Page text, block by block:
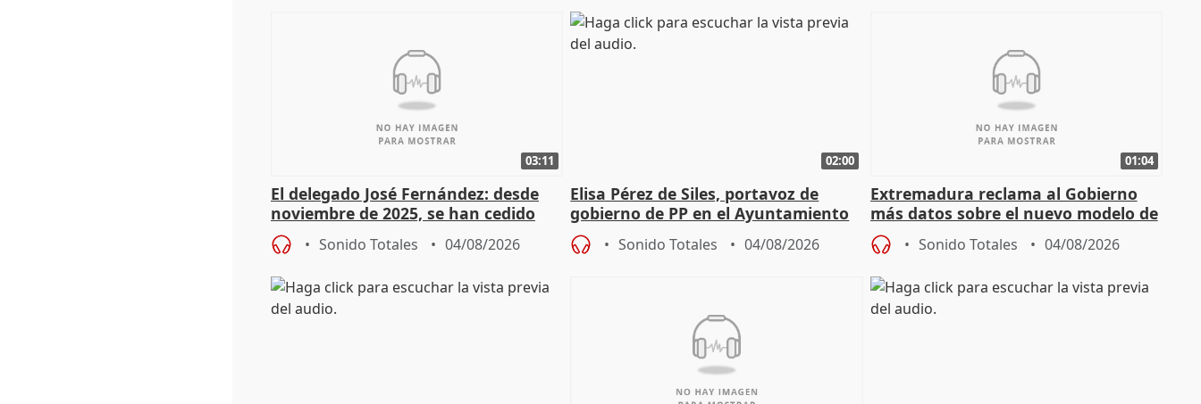
03:11
El delegado José Fernández: desde
noviembre de 2025, se han cedido
9.810 ayudas por nacimiento
Sonido Totales 04/08/2026
02:00
Elisa Pérez de Siles, portavoz de
gobierno de PP en el Ayuntamiento
de Málaga, deja la política
Sonido Totales 04/08/2026
01:04
Extremadura reclama al Gobierno
más datos sobre el nuevo modelo de
financiación
Sonido Totales 04/08/2026